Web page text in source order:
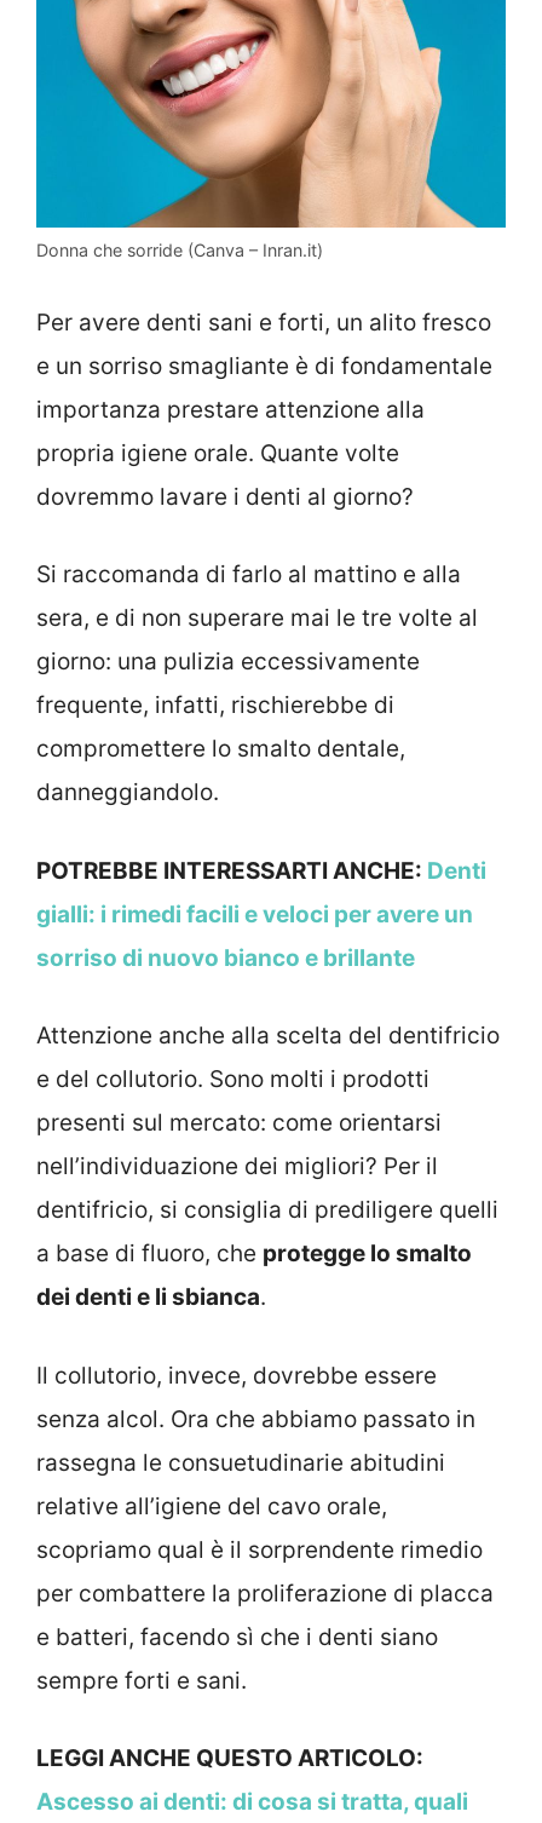
Donna che sorride (Canva – Inran.it)
Per avere denti sani e forti, un alito fresco
e un sorriso smagliante è di fondamentale
importanza prestare attenzione alla
propria igiene orale. Quante volte
dovremmo lavare i denti al giorno?
Si raccomanda di farlo al mattino e alla
sera, e di non superare mai le tre volte al
giorno: una pulizia eccessivamente
frequente, infatti, rischierebbe di
compromettere lo smalto dentale,
danneggiandolo.
POTREBBE INTERESSARTI ANCHE: Denti
gialli: i rimedi facili e veloci per avere un
sorriso di nuovo bianco e brillante
Attenzione anche alla scelta del dentifricio
e del collutorio. Sono molti i prodotti
presenti sul mercato: come orientarsi
nell’individuazione dei migliori? Per il
dentifricio, si consiglia di prediligere quelli
a base di fluoro, che protegge lo smalto
dei denti e li sbianca.
Il collutorio, invece, dovrebbe essere
senza alcol. Ora che abbiamo passato in
rassegna le consuetudinarie abitudini
relative all’igiene del cavo orale,
scopriamo qual è il sorprendente rimedio
per combattere la proliferazione di placca
e batteri, facendo sì che i denti siano
sempre forti e sani.
LEGGI ANCHE QUESTO ARTICOLO:
Ascesso ai denti: di cosa si tratta, quali